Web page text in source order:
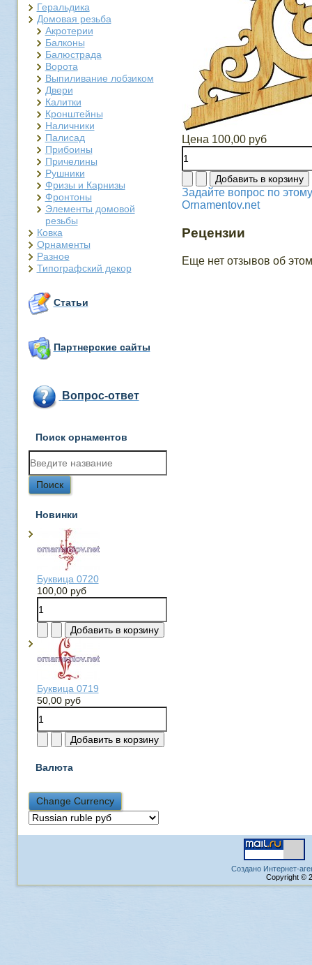
Геральдика
Домовая резьба
Акротерии
Балконы
Балюстрада
Ворота
Выпиливание лобзиком
Двери
Калитки
Кронштейны
Наличники
Палисад
Прибоины
Причелины
Рушники
Фризы и Карнизы
Фронтоны
Элементы домовой
резьбы
Ковка
Орнаменты
Разное
Типографский декор
Статьи
Партнерские сайты
Вопрос-ответ
Поиск орнаментов
Новинки
Буквица 0720
100,00 руб
Буквица 0719
50,00 руб
Валюта
Цена 100,00 руб
Задайте вопрос по
Ornamentov.net
Рецензии
Еще нет отзывов об
Создано Интернет-
Copyright ©